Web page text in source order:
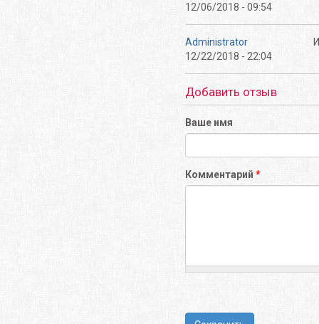
12/06/2018 - 09:54
Administrator
12/22/2018 - 22:04
Добавить отзыв
Ваше имя
Комментарий *